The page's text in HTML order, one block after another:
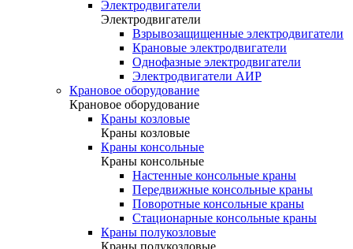
Электродвигатели
Электродвигатели
Взрывозащищенные электродвигатели
Крановые электродвигатели
Однофазные электродвигатели
Электродвигатели АИР
Крановое оборудование
Крановое оборудование
Краны козловые
Краны козловые
Краны консольные
Краны консольные
Настенные консольные краны
Передвижные консольные краны
Поворотные консольные краны
Стационарные консольные краны
Краны полукозловые
Краны полукозловые